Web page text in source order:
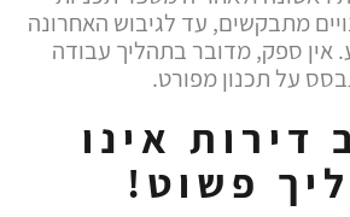
מתבקשים, עד לגיבוש האחרונה
אין ספק, מדובר בתהליך עבודה
על תכנון מפורט.
דירות אינו
פשוט!